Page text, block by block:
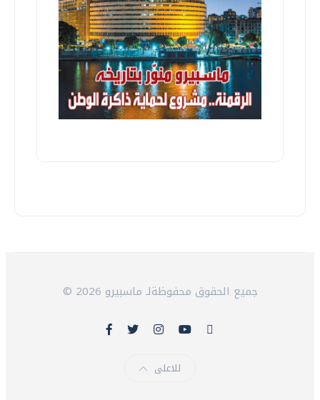
© 2026 جميع الحقوق محفوظةلـ ماسبيرو
للاعلى